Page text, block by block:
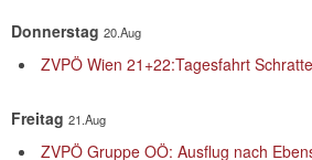
Donnerstag 20.Aug
ZVPÖ Wien 21+22:Tagesfahrt
Freitag 21.Aug
ZVPÖ Gruppe OÖ: Ausflug nach